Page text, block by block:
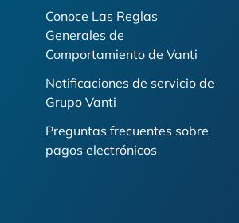
Conoce Las Reglas
Generales de
Comportamiento de Vanti
Notificaciones de servicio de
Grupo Vanti
Preguntas frecuentes sobre
pagos electrónicos